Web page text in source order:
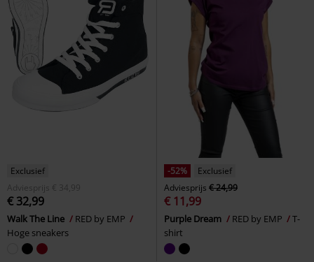
Exclusief
Adviesprijs
€ 34,99
€ 32,99
Walk The Line
RED by EMP
Hoge sneakers
-52%
Exclusief
Adviesprijs € 24,99
€ 11,99
Purple Dream RED by EMP
T-
shirt